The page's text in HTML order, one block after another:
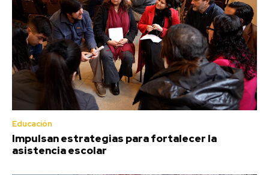
Educación
Impulsan estrategias para fortalecer la
asistencia escolar